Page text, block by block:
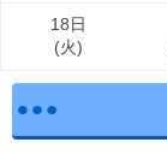
18日
(火)